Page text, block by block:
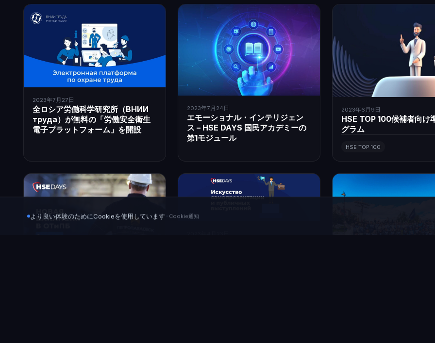
2023年7月27日
全ロシア労働科学研究所（ВНИИ
труда）が無料の「労働安全衛生
電子プラットフォーム」を開設
2023年7月24日
エモーショナル・インテリジェン
ス – HSE DAYS 国民アカデミーの
第1モジュール
2023年6月9日
HSE TOP 100候補者向け
グラム
HSE TOP 100
より良い体験のためにCookieを使用しています · Cookie通知